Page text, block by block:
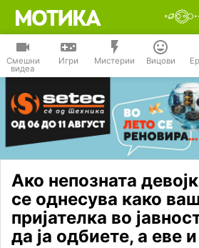
Смешни
видеа
Игри Мистерии Вицови
Ако непозната
се однесува како
пријателка во
да ја одбиете, а еве